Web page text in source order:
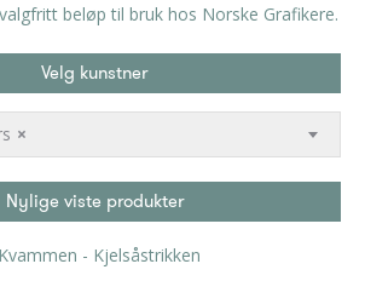
beløp til bruk hos Norske Grafikere.
Velg kunstner
×
Nylige viste produkter
- Kjelsåstrikken